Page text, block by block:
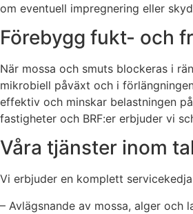
om eventuell impregnering eller
Förebygg fukt- och
När mossa och smuts blockeras i
mikrobiell påväxt och i
effektiv och minskar belastningen
fastigheter och BRF:er erbjuder vi
Våra tjänster inom
Vi erbjuder en komplett
– Avlägsnande av mossa, alger och